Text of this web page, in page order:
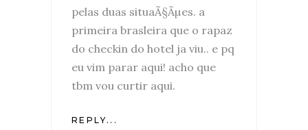
pelas duas situaÃ§Ãµes. a
primeira brasleira que o rapaz
do checkin do hotel ja viu.. e pq
eu vim parar aqui! acho que
tbm vou curtir aqui.
REPLY...